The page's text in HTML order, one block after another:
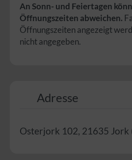
An Sonn- und Feiertagen
Öffnungszeiten abweichen.
Öffnungszeiten angezeigt
nicht angegeben.
Adresse
Osterjork 102, 21635 Jork